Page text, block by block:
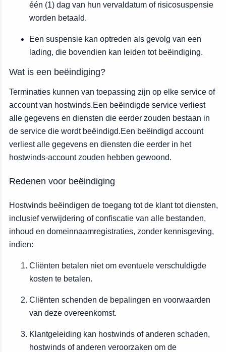
één (1) dag van hun vervaldatum of risicosuspensie
worden betaald.
Een suspensie kan optreden als gevolg van een
lading, die bovendien kan leiden tot beëindiging.
Wat is een beëindiging?
Terminaties kunnen van toepassing zijn op elke service of
account van hostwinds.Een beëindigde service verliest
alle gegevens en diensten die eerder zouden bestaan in
de service die wordt beëindigd.Een beëindigd account
verliest alle gegevens en diensten die eerder in het
hostwinds-account zouden hebben gewoond.
Redenen voor beëindiging
Hostwinds beëindigen de toegang tot de klant tot diensten,
inclusief verwijdering of confiscatie van alle bestanden,
inhoud en domeinnaamregistraties, zonder kennisgeving,
indien:
Cliënten betalen niet om eventuele verschuldigde
kosten te betalen.
Cliënten schenden de bepalingen en voorwaarden
van deze overeenkomst.
Klantgeleiding kan hostwinds of anderen schaden,
hostwinds of anderen veroorzaken om de